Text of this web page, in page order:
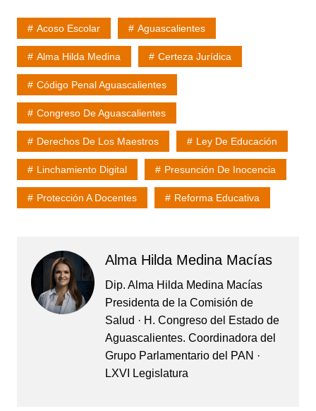
Acoso Escolar Aguascalientes
Alma Hilda Medina Certeza Jurídica
Código Penal Aguascalientes
Congreso De Aguascalientes
Derechos De Los Maestros Ley De Educación
Linchamiento Digital Presunción De Inocencia
Protección A Docentes Reforma Educativa
Alma Hilda Medina Macías
Dip. Alma Hilda Medina Macías
Presidenta de la Comisión de
Salud · H. Congreso del Estado de
Aguascalientes. Coordinadora del
Grupo Parlamentario del PAN ·
LXVI Legislatura